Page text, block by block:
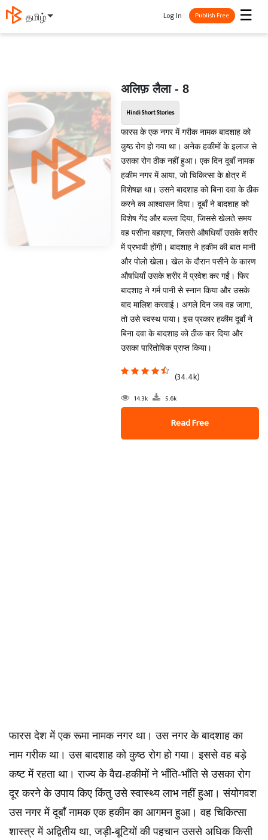
தமிழ் ☰
Log In Publish Free
अलिफ़ लैला - 8
Hindi Short Stories
फारस के एक नगर में गरीक नामक बादशाह को
कुष्ठ रोग हो गया था। अनेक हकीमों के इलाज से
उसका रोग ठीक नहीं हुआ। एक दिन दूबाँ नामक
हकीम नगर में आया, जो चिकित्सा के क्षेत्र में
विशेषज्ञ था। उसने बादशाह को बिना दवा के ठीक
करने का आश्वासन दिया। दूबाँ ने बादशाह को
विशेष गेंद और बल्ला दिया, जिससे खेलते समय
वह पसीना बहाएगा, जिससे औषधियाँ उसके शरीर
में प्रभावी होंगी। बादशाह ने हकीम की बात मानी
और पोलो खेला। खेल के दौरान पसीने के कारण
औषधियाँ उसके शरीर में प्रवेश कर गईं। फिर
बादशाह ने गर्म पानी से स्नान किया और उसके
बाद मालिश करवाई। अगले दिन जब वह जागा,
तो उसे स्वस्थ पाया। इस प्रकार हकीम दूबाँ ने
बिना दवा के बादशाह को ठीक कर दिया और
उसका पारितोषिक प्राप्त किया।
(34.4k)
14.3k 5.6k
Read Free
फारस देश में एक रूमा नामक नगर था। उस नगर के बादशाह का
नाम गरीक था। उस बादशाह को कुष्ठ रोग हो गया। इससे वह बड़े
कष्ट में रहता था। राज्य के वैद्य-हकीमों ने भाँति-भाँति से उसका रोग
दूर करने के उपाय किए किंतु उसे स्वास्थ्य लाभ नहीं हुआ। संयोगवश
उस नगर में दूबाँ नामक एक हकीम का आगमन हुआ। वह चिकित्सा
शास्त्र में अद्वितीय था, जड़ी-बूटियों की पहचान उससे अधिक किसी